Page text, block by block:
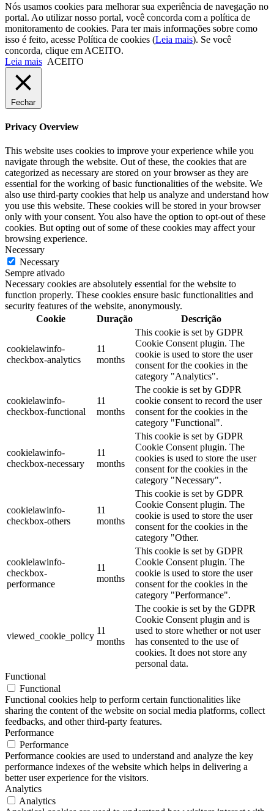
Nós usamos cookies para melhorar sua experiência de navegação no
portal. Ao utilizar nosso portal, você concorda com a política de
monitoramento de cookies. Para ter mais informações sobre como
isso é feito, acesse Política de cookies (Leia mais). Se você
concorda, clique em ACEITO.
Leia mais ACEITO
Fechar
Privacy Overview
This website uses cookies to improve your experience while you
navigate through the website. Out of these, the cookies that are
categorized as necessary are stored on your browser as they are
essential for the working of basic functionalities of the website. We
also use third-party cookies that help us analyze and understand how
you use this website. These cookies will be stored in your browser
only with your consent. You also have the option to opt-out of these
cookies. But opting out of some of these cookies may affect your
browsing experience.
Necessary
Necessary
Sempre ativado
Necessary cookies are absolutely essential for the website to
function properly. These cookies ensure basic functionalities and
security features of the website, anonymously.
Cookie
Duração Descrição
cookielawinfo-
checkbox-analytics
11
months
This cookie is set by GDPR
Cookie Consent plugin. The
cookie is used to store the user
consent for the cookies in the
category "Analytics".
cookielawinfo-
checkbox-functional
11
months
The cookie is set by GDPR
cookie consent to record the user
consent for the cookies in the
category "Functional".
cookielawinfo-
checkbox-necessary
11
months
This cookie is set by GDPR
Cookie Consent plugin. The
cookies is used to store the user
consent for the cookies in the
category "Necessary".
cookielawinfo-
checkbox-others
11
months
This cookie is set by GDPR
Cookie Consent plugin. The
cookie is used to store the user
consent for the cookies in the
category "Other.
cookielawinfo-
checkbox-
performance
11
months
This cookie is set by GDPR
Cookie Consent plugin. The
cookie is used to store the user
consent for the cookies in the
category "Performance".
viewed_cookie_policy
11
months
The cookie is set by the GDPR
Cookie Consent plugin and is
used to store whether or not user
has consented to the use of
cookies. It does not store any
personal data.
Functional
Functional
Functional cookies help to perform certain functionalities like
sharing the content of the website on social media platforms, collect
feedbacks, and other third-party features.
Performance
Performance
Performance cookies are used to understand and analyze the key
performance indexes of the website which helps in delivering a
better user experience for the visitors.
Analytics
Analytics